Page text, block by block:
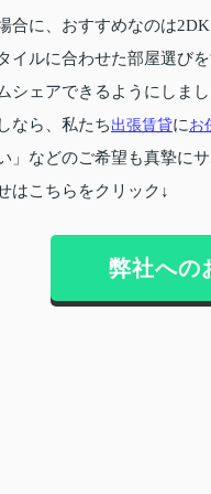
合に、おすすめなのは
イルに合わせた部屋選び
シェアできるようにしま
なら、私たち出張賃貸にお
」などのご希望も真摯に
はこちらをクリック↓
弊社への